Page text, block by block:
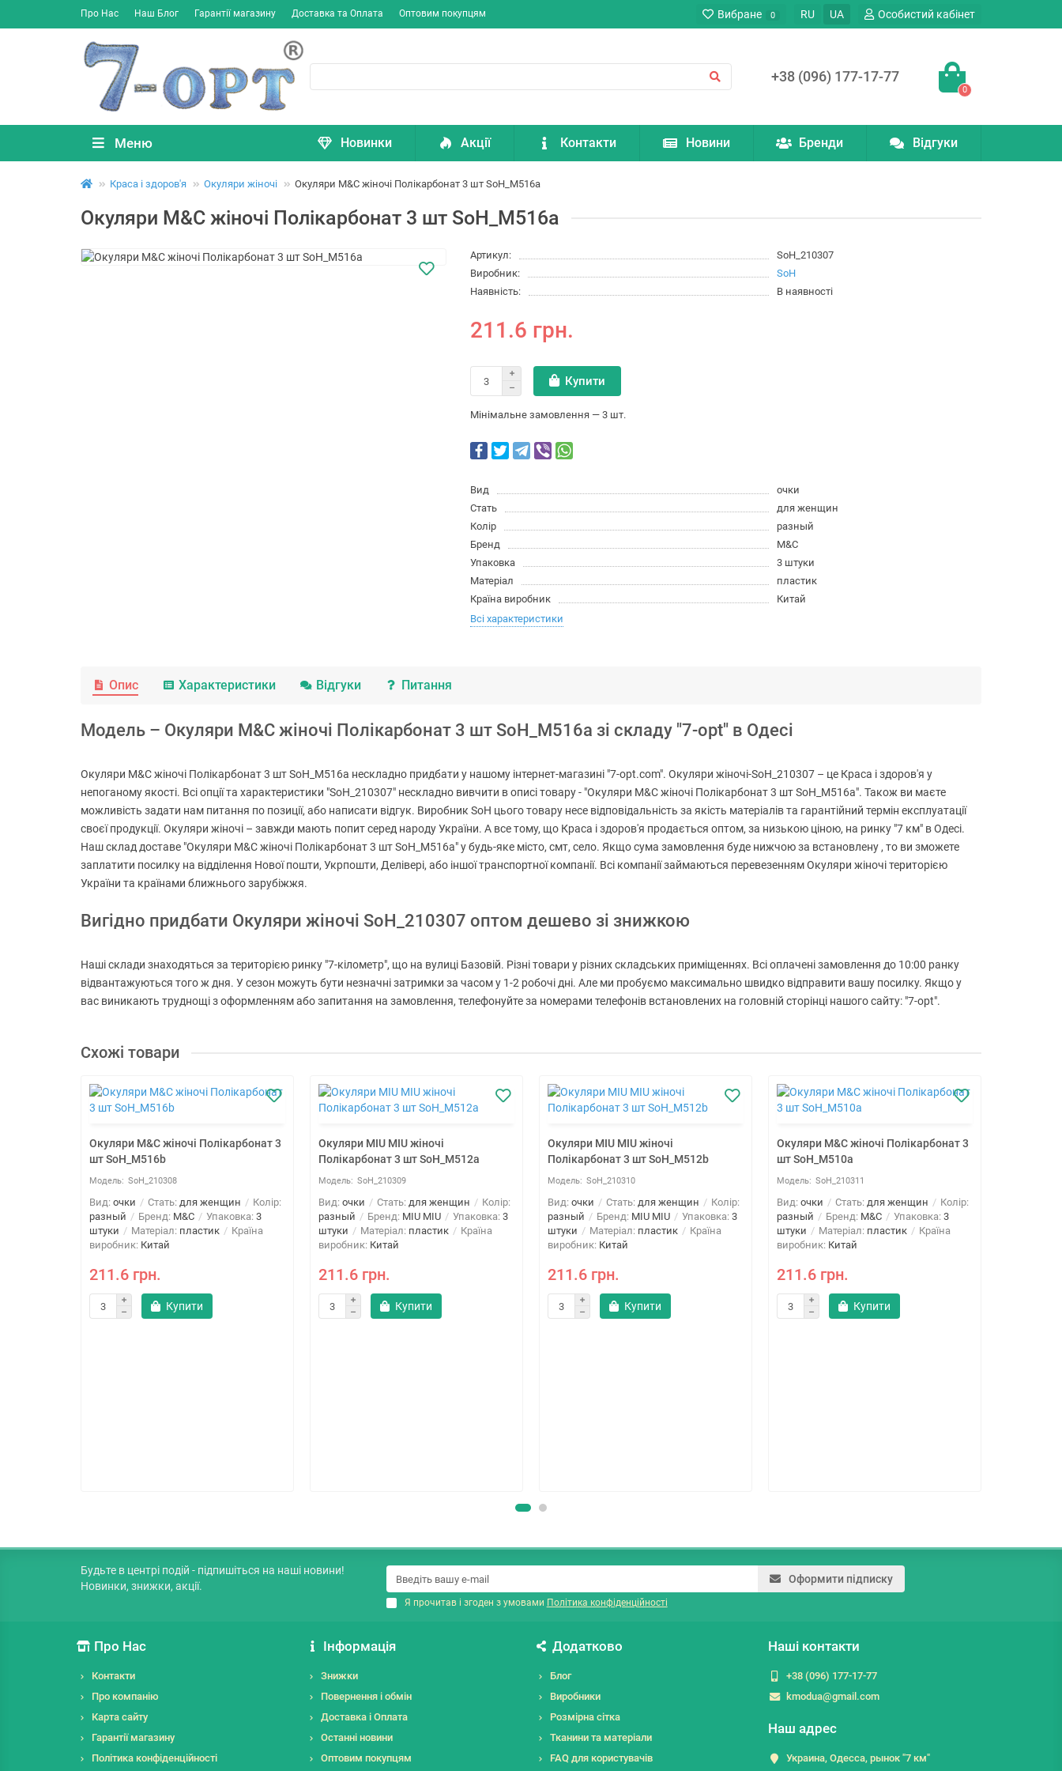
Про Нас Наш Блог Гарантії магазину Доставка та Оплата Оптовим покупцям Вибране 0 RU UA Особистий кабінет
+38 (096) 177-17-77
0
Меню Новинки Акції Контакти Новини Бренди Відгуки
Краса і здоров'я Окуляри жіночі Окуляри M&C жіночі Полікарбонат 3 шт SoH_M516a
Окуляри M&C жіночі Полікарбонат 3 шт SoH_M516a
Артикул:
SoH_210307
Виробник:
SoH
Наявність:
В наявності
211.6 грн.
Купити
Мінімальне замовлення — 3 шт.
Вид
очки
Стать
для женщин
Колір
разный
Бренд
M&C
Упаковка
3 штуки
Матеріал
пластик
Країна виробник
Китай
Всі характеристики
Опис Характеристики Відгуки Питання
Модель – Окуляри M&C жіночі Полікарбонат 3 шт SoH_M516a зі складу "7-opt" в Одесі
Окуляри M&C жіночі Полікарбонат 3 шт SoH_M516a нескладно придбати у нашому інтернет-магазині "7-opt.com". Окуляри жіночі-SoH_210307 – це Краса і здоров'я у
непоганому якості. Всі опції та характеристики "SoH_210307" нескладно вивчити в описі товару - "Окуляри M&C жіночі Полікарбонат 3 шт SoH_M516a". Також ви маєте
можливість задати нам питання по позиції, або написати відгук. Виробник SoH цього товару несе відповідальність за якість матеріалів та гарантійний термін експлуатації
своєї продукції. Окуляри жіночі – завжди мають попит серед народу України. А все тому, що Краса і здоров'я продається оптом, за низькою ціною, на ринку "7 км" в Одесі.
Наш склад доставе "Окуляри M&C жіночі Полікарбонат 3 шт SoH_M516a" у будь-яке місто, смт, село. Якщо сума замовлення буде нижчою за встановлену , то ви зможете
заплатити посилку на відділення Нової пошти, Укрпошти, Делівері, або іншої транспортної компанії. Всі компанії займаються перевезенням Окуляри жіночі територією
України та країнами ближнього зарубіжжя.
Вигідно придбати Окуляри жіночі SoH_210307 оптом дешево зі знижкою
Наші склади знаходяться за територією ринку "7-кілометр", що на вулиці Базовій. Різні товари у різних складських приміщеннях. Всі оплачені замовлення до 10:00 ранку
відвантажуються того ж дня. У сезон можуть бути незначні затримки за часом у 1-2 робочі дні. Але ми пробуємо максимально швидко відправити вашу посилку. Якщо у
вас виникають труднощі з оформленням або запитання на замовлення, телефонуйте за номерами телефонів встановлених на головній сторінці нашого сайту: "7-opt".
Схожі товари
Окуляри M&C жіночі Полікарбонат 3
шт SoH_M516b
SoH_210308
Вид: очки Стать: для женщин
Колір:
разный
Бренд: M&C Упаковка: 3
штуки
Матеріал: пластик
Країна
виробник: Китай
211.6 грн.
Купити
Окуляри MIU MIU жіночі
Полікарбонат 3 шт SoH_M512a
SoH_210309
Вид: очки Стать: для женщин
Колір:
разный
Бренд: MIU MIU Упаковка: 3
штуки
Матеріал: пластик
Країна
виробник: Китай
211.6 грн.
Купити
Окуляри MIU MIU жіночі
Полікарбонат 3 шт SoH_M512b
SoH_210310
Вид: очки Стать: для женщин
Колір:
разный
Бренд: MIU MIU Упаковка: 3
штуки
Матеріал: пластик
Країна
виробник: Китай
211.6 грн.
Купити
Окуляри M&C жіночі Полікарбонат 3
шт SoH_M510a
SoH_210311
Вид: очки Стать: для женщин
Колір:
разный
Бренд: M&C Упаковка: 3
штуки
Матеріал: пластик
Країна
виробник: Китай
211.6 грн.
Купити
Будьте в центрі подій - підпишіться на наші новини!
Новинки, знижки, акції.
Оформити підписку
Я прочитав і згоден з умовами Політика конфіденційності
Про Нас
Контакти
Про компанію
Карта сайту
Гарантії магазину
Політика конфіденційності
Інформація
Знижки
Повернення і обмін
Доставка і Оплата
Останні новини
Оптовим покупцям
Додатково
Блог
Виробники
Розмірна сітка
Тканини та матеріали
FAQ для користувачів
Наші контакти
+38 (096) 177-17-77
kmodua@gmail.com
Наш адрес
Украина, Одесса, рынок "7 км"